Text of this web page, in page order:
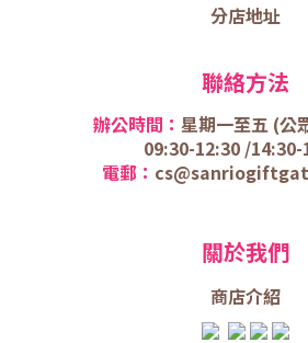
分店地址
聯絡方法
辦公時間： 星期一至五 (公
09:30-12:30 /
電郵：
關於我們
商店介紹